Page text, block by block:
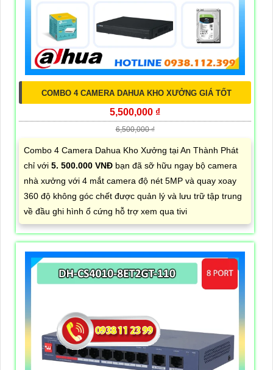
COMBO 4 CAMERA DAHUA KHO XƯỞNG GIÁ TỐT
5,500,000 ₫
6,500,000 ₫
Combo 4 Camera Dahua Kho Xưởng tại An Thành Phát
chỉ với 5. 500.000 VNĐ bạn đã sỡ hữu ngay bộ camera
nhà xưởng với 4 mắt camera độ nét 5MP và quay xoay
360 độ không góc chết được quản lý và lưu trữ tập trung
về đầu ghi hình ổ cứng hỗ trợ xem qua tivi